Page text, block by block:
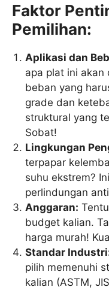
Faktor
Pemilihan:
Aplikasi dan
apa plat ini akan
beban yang
grade dan
struktural yang
Sobat!
Lingkungan
terpapar
suhu ekstrem?
perlindungan
Anggaran:
budget kalian.
harga murah!
Standar
pilih memenuhi
kalian (ASTM,